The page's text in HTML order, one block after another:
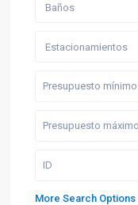
Baños
Estacionamientos
More Search Options